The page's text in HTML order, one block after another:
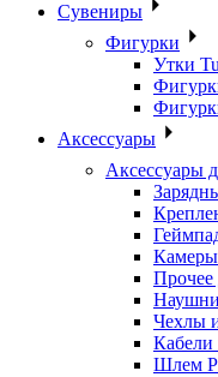
Сувениры
Фигурки
Утки
Аксессуары
Аксессуары
Камеры
Прочее
Чехлы
Кабели
Шлем